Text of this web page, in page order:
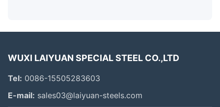
WUXI LAIYUAN SPECIAL STEEL CO.,LTD
Tel: 0086-15505283603
E-mail: sales03@laiyuan-steels.com